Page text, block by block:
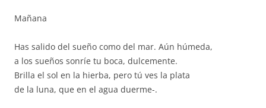
Mañana
Has salido del sueño como del mar. Aún húmeda,
a los sueños sonríe tu boca, dulcemente.
Brilla el sol en la hierba, pero tú ves la plata
de la luna, que en el agua duerme-.